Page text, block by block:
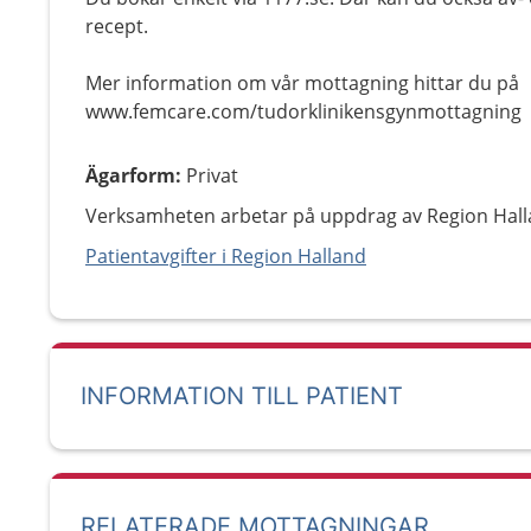
recept.
Mer information om vår mottagning hittar du på
www.femcare.com/tudorklinikensgynmottagning
Ägarform: Privat
Verksamheten arbetar på uppdrag av Region
Patientavgifter i Region Halland
INFORMATION TILL PATIENT